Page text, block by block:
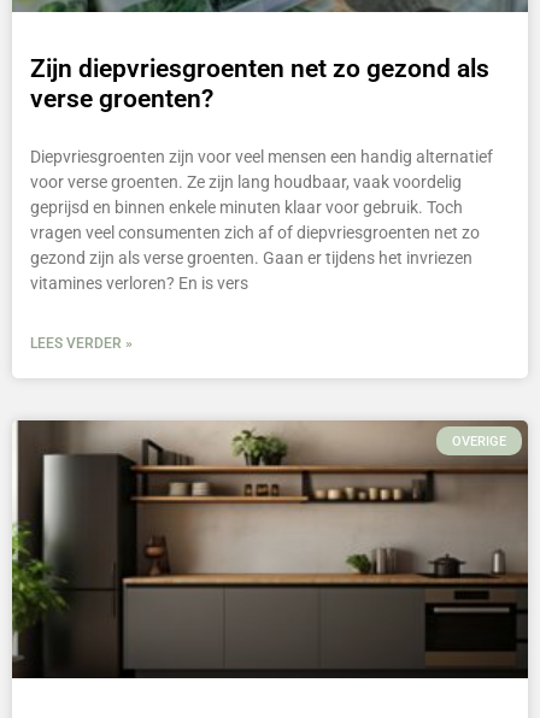
Zijn diepvriesgroenten net zo gezond als
verse groenten?
Diepvriesgroenten zijn voor veel mensen een handig alternatief
voor verse groenten. Ze zijn lang houdbaar, vaak voordelig
geprijsd en binnen enkele minuten klaar voor gebruik. Toch
vragen veel consumenten zich af of diepvriesgroenten net zo
gezond zijn als verse groenten. Gaan er tijdens het invriezen
vitamines verloren? En is vers
LEES VERDER »
OVERIGE